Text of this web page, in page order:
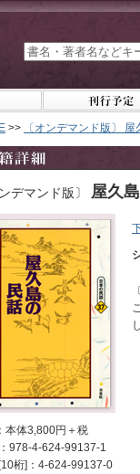
>> 〔オンデマンド版〕
デマンド版〕 屋久
本体3,800円＋税
978-4-624-99137-1
桁]：4-624-99137-0